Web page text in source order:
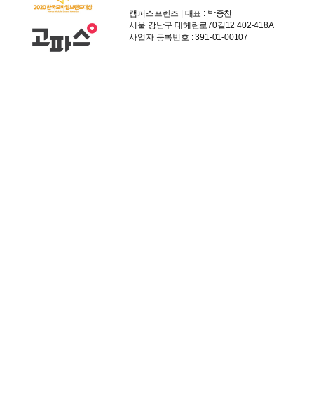
캠퍼스프렌즈 | 대표 : 박종찬
서울 강남구 테헤란로70길12 402-418A
사업자 등록번호 : 391-01-00107